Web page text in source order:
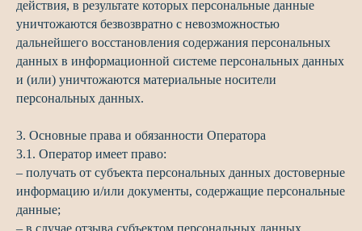
действия, в результате которых персональные данные
уничтожаются безвозвратно с невозможностью
дальнейшего восстановления содержания персональных
данных в информационной системе персональных данных
и (или) уничтожаются материальные носители
персональных данных.
3. Основные права и обязанности Оператора
3.1. Оператор имеет право:
– получать от субъекта персональных данных достоверные
информацию и/или документы, содержащие персональные
данные;
– в случае отзыва субъектом персональных данных